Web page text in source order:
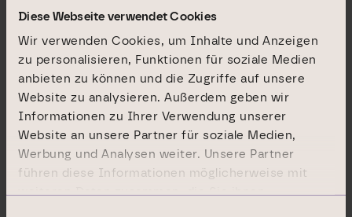
Diese Webseite verwendet Cookies
Wir verwenden Cookies, um Inhalte und Anzeigen
zu personalisieren, Funktionen für soziale Medien
anbieten zu können und die Zugriffe auf unsere
Website zu analysieren. Außerdem geben wir
Informationen zu Ihrer Verwendung unserer
Website an unsere Partner für soziale Medien,
Werbung und Analysen weiter. Unsere Partner
führen diese Informationen möglicherweise mit
weiteren Daten zusammen, die Sie ihnen
LOOK 21
Ordnungsamt
Frankfurt a.M.